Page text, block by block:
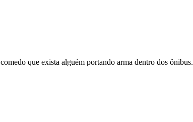
que exista alguém portando arma dentro dos ônibus.